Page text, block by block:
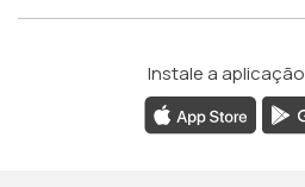
Instale a aplicação